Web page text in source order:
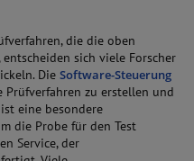
die die oben
sich viele Forscher
Die Software-Steuerung
zu erstellen und
eine besondere
die Probe für den Test
Service, der